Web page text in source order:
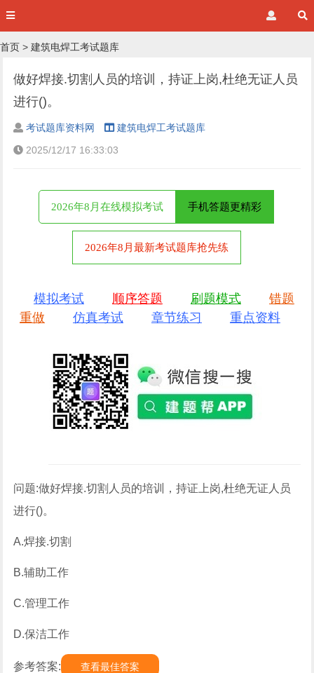
首页 > 建筑电焊工考试题库
做好焊接.切割人员的培训，持证上岗,杜绝无证人员
进行()。
考试题库资料网
建筑电焊工考试题库
2025/12/17 16:33:03
2026年8月在线模拟考试 手机答题更精彩
2026年8月最新考试题库抢先练
模拟考试 顺序答题 刷题模式
错题
重做
仿真考试 章节练习 重点资料
问题:做好焊接.切割人员的培训，持证上岗,杜绝无证人员
进行()。
A.焊接.切割
B.辅助工作
C.管理工作
D.保洁工作
参考答案: 查看最佳答案